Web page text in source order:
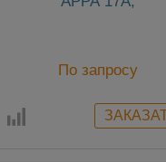
По запросу